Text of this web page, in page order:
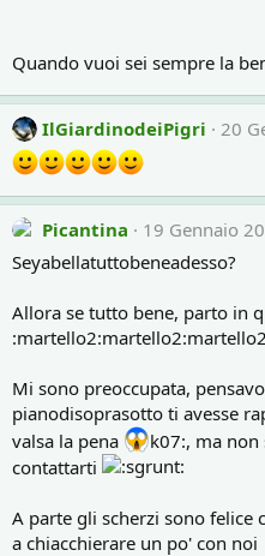
Quando vuoi sei sempre la
IlGiardinodeiPigri 20
Picantina
19 Gennaio
Seyabellatuttobeneadesso?
Allora se tutto bene, parto in
:martello2:martello2:martello2
Mi sono preoccupata,
pianodisoprasotto ti avesse
valsa la pena
k07:, ma non
contattarti
A parte gli scherzi sono felice
a chiacchierare un po' con noi